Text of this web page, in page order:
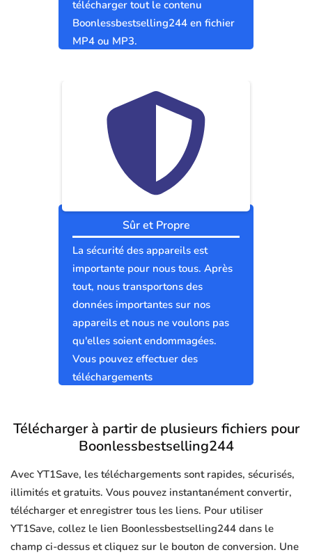
télécharger tout le contenu
Boonlessbestselling244 en fichier
MP4 ou MP3.
Sûr et Propre
La sécurité des appareils est
importante pour nous tous. Après
tout, nous transportons des
données importantes sur nos
appareils et nous ne voulons pas
qu'elles soient endommagées.
Vous pouvez effectuer des
téléchargements
Télécharger à partir de plusieurs fichiers pour
Boonlessbestselling244
Avec YT1Save, les téléchargements sont rapides, sécurisés,
illimités et gratuits. Vous pouvez instantanément convertir,
télécharger et enregistrer tous les liens. Pour utiliser
YT1Save, collez le lien Boonlessbestselling244 dans le
champ ci-dessus et cliquez sur le bouton de conversion. Une